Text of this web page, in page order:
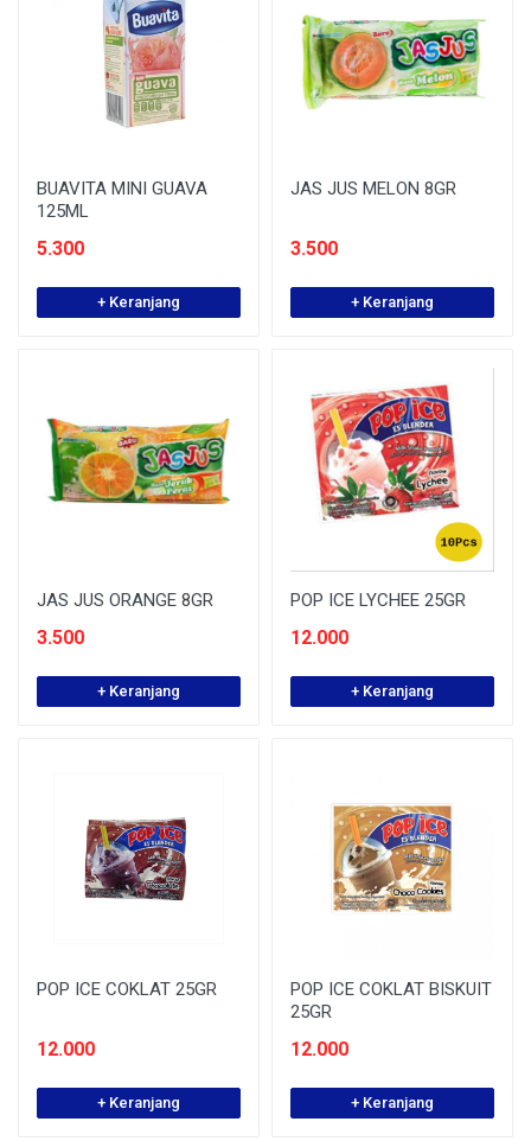
BUAVITA MINI GUAVA
125ML
5.300
+ Keranjang
JAS JUS MELON 8GR
3.500
+ Keranjang
JAS JUS ORANGE 8GR
3.500
+ Keranjang
POP ICE LYCHEE 25GR
12.000
+ Keranjang
POP ICE COKLAT 25GR
12.000
+ Keranjang
POP ICE COKLAT BISKUIT
25GR
12.000
+ Keranjang